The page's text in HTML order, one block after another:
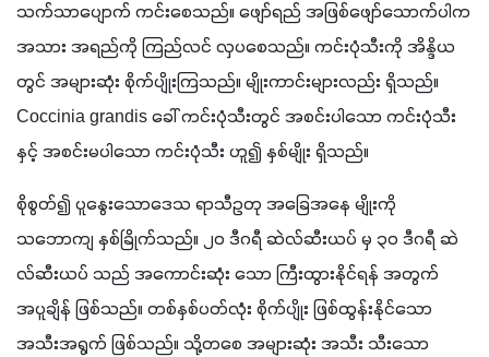
သက်သာပျောက် ကင်းစေသည်။ ဖျော်ရည် အဖြစ်ဖျော်သောက်ပါက
အသား အရည်ကို ကြည်လင် လှပစေသည်။ ကင်းပုံသီးကို အိန္ဒိယ
တွင် အများဆုံး စိုက်ပျိုးကြသည်။ မျိုးကာင်းများလည်း ရှိသည်။
Coccinia grandis ခေါ် ကင်းပုံသီးတွင် အစင်းပါသော ကင်းပုံသီး
နှင့် အစင်းမပါသော ကင်းပုံသီး ဟူ၍ နှစ်မျိုး ရှိသည်။
စိုစွတ်၍ ပူနွေးသောဒေသ ရာသီဥတု အခြေအနေ မျိုးကို
သဘောကျ နှစ်ခြိုက်သည်။ ၂၀ ဒီဂရီ ဆဲလ်ဆီးယပ် မှ ၃၀ ဒီဂရီ ဆဲ
လ်ဆီးယပ် သည် အကောင်းဆုံး သော ကြီးထွားနိုင်ရန် အတွက်
အပူချိန် ဖြစ်သည်။ တစ်နှစ်ပတ်လုံး စိုက်ပျိုး ဖြစ်ထွန်းနိုင်သော
အသီးအရွက် ဖြစ်သည်။ သို့တစေ အများဆုံး အသီး သီးသော